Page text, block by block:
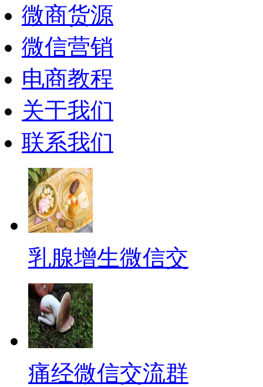
微商货源
微信营销
电商教程
关于我们
联系我们
乳腺增生微信交
痛经微信交流群